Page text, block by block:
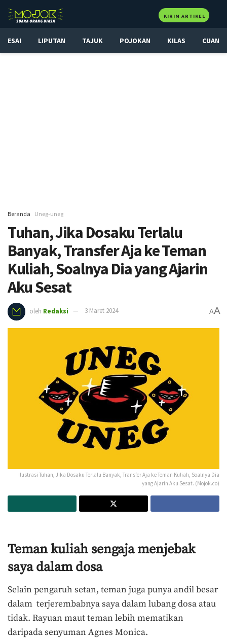
KIRIM ARTIKEL
ESAI LIPUTAN TAJUK POJOKAN KILAS CUAN
Beranda Uneg-uneg
Tuhan, Jika Dosaku Terlalu
Banyak, Transfer Aja ke Teman
Kuliah, Soalnya Dia yang Ajarin
Aku Sesat
oleh Redaksi 3 Maret 2024 AA
Ilustrasi Tuhan, Jika Dosaku Terlalu Banyak, Transfer Aja ke Teman Kuliah, Soalnya Dia
yang Ajarin Aku Sesat. (Mojok.co)
Teman kuliah sengaja menjebak
saya dalam dosa
Selain pengaruh setan, teman juga punya andil besar
dalam terjerembabnya saya dalam lubang dosa atau
tidak. Rayuan maut teman lebih mematikan
daripada senyuman Agnes Monica.